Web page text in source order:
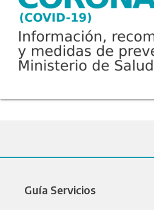
Guía Servicios